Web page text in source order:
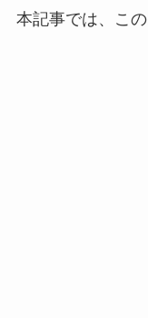
本記事では、こ